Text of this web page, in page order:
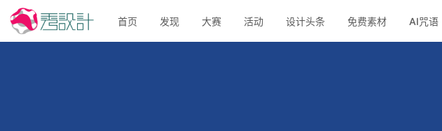
首页 发现 大赛 活动 设计头条 免费素材 AI咒语